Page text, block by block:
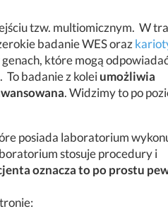
tzw. multiomicznym. W
badanie WES oraz
które mogą
badanie z koleiumożliwia
. Widzimy to po
posiada laboratorium
stosuje procedury i
oznacza to po prostu